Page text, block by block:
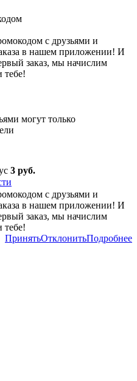
с друзьями и
в нашем приложении! И
заказ, мы начислим
тебе!
могут только
3 руб.
с друзьями и
в нашем приложении! И
заказ, мы начислим
тебе!
ПринятьОтклонитьПодробнее